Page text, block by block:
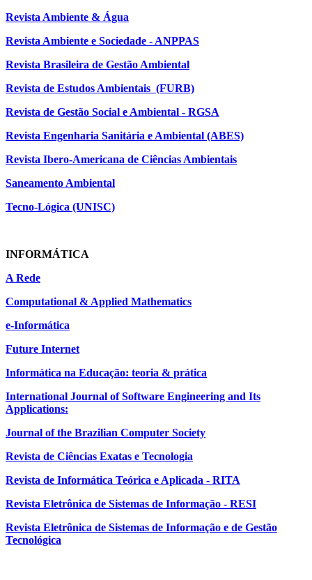
Revista Ambiente & Água
Revista Ambiente e Sociedade - ANPPAS
Revista Brasileira de Gestão Ambiental
Revista de Estudos Ambientais (FURB)
Revista de Gestão Social e Ambiental - RGSA
Revista Engenharia Sanitária e Ambiental (ABES)
Revista Ibero-Americana de Ciências Ambientais
Saneamento Ambiental
Tecno-Lógica (UNISC)
INFORMÁTICA
A Rede
Computational & Applied Mathematics
e-Informática
Future Internet
Informática na Educação: teoria & prática
International Journal of Software Engineering and Its
Applications:
Journal of the Brazilian Computer Society
Revista de Ciências Exatas e Tecnologia
Revista de Informática Teórica e Aplicada - RITA
Revista Eletrônica de Sistemas de Informação - RESI
Revista Eletrônica de Sistemas de Informação e de Gestão
Tecnológica